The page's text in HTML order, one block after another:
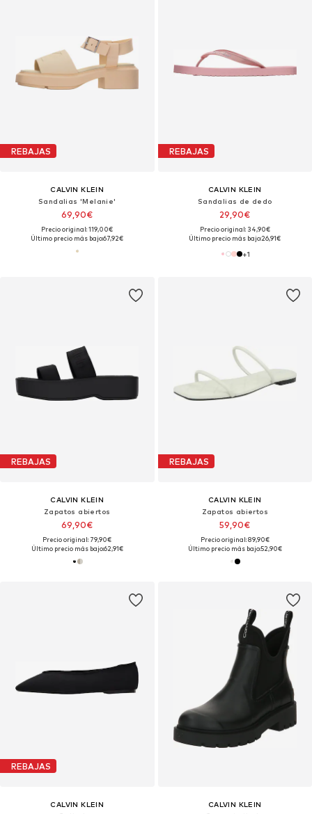
REBAJAS
CALVIN KLEIN
Sandalias 'Melanie'
69,90€
Precio original: 119,00€
Último precio más bajo:67,92€
REBAJAS
CALVIN KLEIN
Sandalias de dedo
29,90€
Precio original: 34,90€
Último precio más bajo:26,91€
+1
REBAJAS
CALVIN KLEIN
Zapatos abiertos
69,90€
Precio original: 79,90€
Último precio más bajo:62,91€
REBAJAS
CALVIN KLEIN
Zapatos abiertos
59,90€
Precio original: 89,90€
Último precio más bajo:52,90€
REBAJAS
CALVIN KLEIN
CALVIN KLEIN